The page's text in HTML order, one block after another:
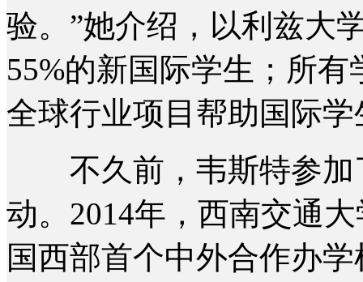
验。”她介绍，以利兹大
55%的新国际学生；所
全球行业项目帮助国际
不久前，韦斯特参加
动。2014年，西南交通
国西部首个中外合作办